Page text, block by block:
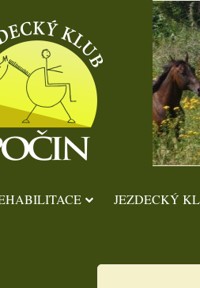
JEZDECKÝ